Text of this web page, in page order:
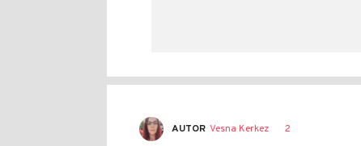
AUTOR Vesna Kerkez 2